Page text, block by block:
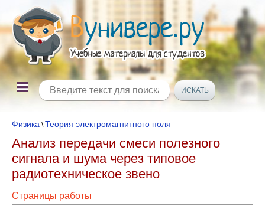
Физика \Теория электромагнитного поля
Анализ передачи смеси полезного
сигнала и шума через типовое
радиотехническое звено
Страницы работы